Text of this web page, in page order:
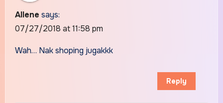
Allene says:
07/27/2018 at 11:58 pm
Wah… Nak shoping jugakkk
Reply